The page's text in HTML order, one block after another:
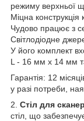
режиму верхньої
Міцна конструкція
Чудово працює з
Світлодіодне
У його комплект
L - 16 мм х 14 мм
Гарантія: 12
у разі потреби,
2. Стіл для
стіл, що